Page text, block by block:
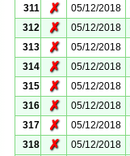
311
✗ 05/12/2018
312
✗ 05/12/2018
313
✗ 05/12/2018
314
✗ 05/12/2018
315
✗ 05/12/2018
316
✗ 05/12/2018
317
✗ 05/12/2018
318
✗ 05/12/2018